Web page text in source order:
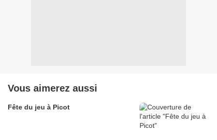
Vous aimerez aussi
Fête du jeu à Picot